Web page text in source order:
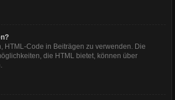
HTML-Code in Beiträgen zu verwenden. Die
die HTML bietet, können über